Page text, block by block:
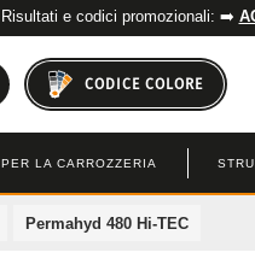
e codici promozionali: ➡️
CODICE COLORE
LA CARROZZERIA
Permahyd 480 Hi-TEC